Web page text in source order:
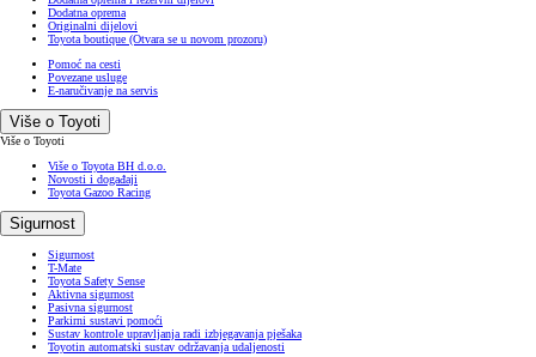
Dodatna oprema
Originalni dijelovi
Toyota boutique (Otvara se u novom prozoru)
Pomoć na cesti
Povezane usluge
E-naručivanje na servis
Više o Toyoti
Više o Toyoti
Više o Toyota BH d.o.o.
Novosti i događaji
Toyota Gazoo Racing
Sigurnost
Sigurnost
T-Mate
Toyota Safety Sense
Aktivna sigurnost
Pasivna sigurnost
Parkirni sustavi pomoći
Sustav kontrole upravljanja radi izbjegavanja pješaka
Toyotin automatski sustav održavanja udaljenosti